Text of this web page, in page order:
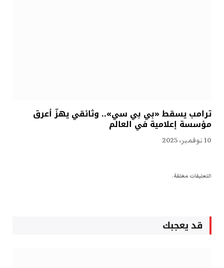
ترامب يسقط «بي بي سي».. وثائقي يهزّ أعرق
مؤسسة إعلامية في العالم
10 نوفمبر، 2025
التعليقات مغلقة.
قد يعجبك